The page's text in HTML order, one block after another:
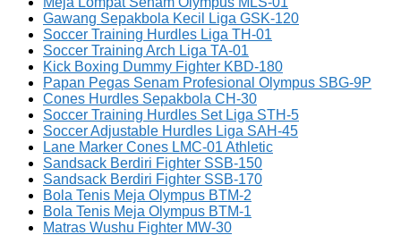
Gawang Sepakbola Kecil Liga GSK-120
Soccer Training Hurdles Liga TH-01
Soccer Training Arch Liga TA-01
Kick Boxing Dummy Fighter KBD-180
Papan Pegas Senam Profesional Olympus SBG-9P
Cones Hurdles Sepakbola CH-30
Soccer Training Hurdles Set Liga STH-5
Soccer Adjustable Hurdles Liga SAH-45
Lane Marker Cones LMC-01 Athletic
Sandsack Berdiri Fighter SSB-150
Sandsack Berdiri Fighter SSB-170
Bola Tenis Meja Olympus BTM-2
Bola Tenis Meja Olympus BTM-1
Matras Wushu Fighter MW-30